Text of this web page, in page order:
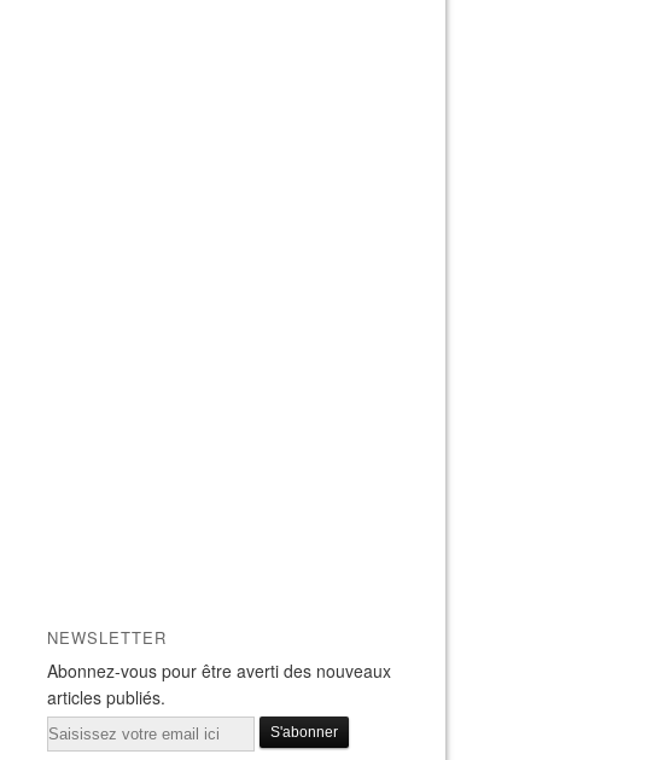
NEWSLETTER
Abonnez-vous pour être averti des nouveaux
articles publiés.
Email